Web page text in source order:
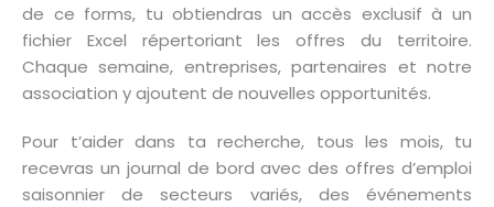
de ce forms, tu obtiendras un accès exclusif à un
fichier Excel répertoriant les offres du territoire.
Chaque semaine, entreprises, partenaires et notre
association y ajoutent de nouvelles opportunités.
Pour t’aider dans ta recherche, tous les mois, tu
recevras un journal de bord avec des offres d’emploi
saisonnier de secteurs variés, des événements